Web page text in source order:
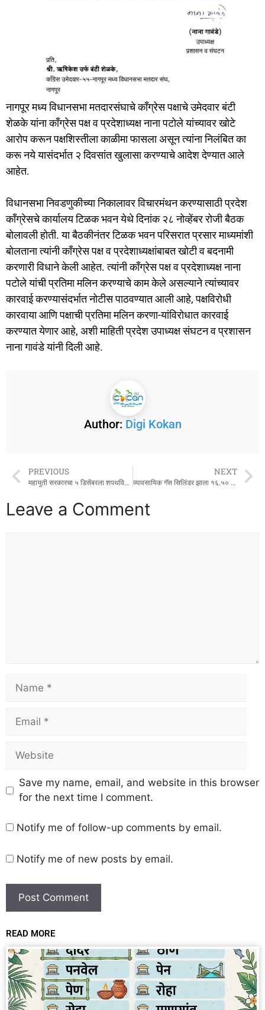
नागपूर मध्य विधानसभा मतदारसंघाचे काँग्रेस पक्षाचे उमेदवार बंटी
शेळके यांना काँग्रेस पक्ष व प्रदेशाध्यक्ष नाना पटोले यांच्यावर खोटे
आरोप करून पक्षशिस्तीला काळीमा फासला असून त्यांना निलंबित का
करू नये यासंदर्भात २ दिवसांत खुलासा करण्याचे आदेश देण्यात आले
आहेत.
विधानसभा निवडणुकीच्या निकालावर विचारमंथन करण्यासाठी प्रदेश
काँग्रेसचे कार्यालय टिळक भवन येथे दिनांक २८ नोव्हेंबर रोजी बैठक
बोलावली होती. या बैठकीनंतर टिळक भवन परिसरात प्रसार माध्यमांशी
बोलताना त्यांनी काँग्रेस पक्ष व प्रदेशाध्यक्षांबाबत खोटी व बदनामी
करणारी विधाने केली आहेत. त्यांनी काँग्रेस पक्ष व प्रदेशाध्यक्ष नाना
पटोले यांची प्रतिमा मलिन करण्याचे काम केले असल्याने त्यांच्यावर
कारवाई करण्यासंदर्भात नोटीस पाठवण्यात आली आहे, पक्षविरोधी
कारवाया आणि पक्षाची प्रतिमा मलिन करणा-यांविरोधात कारवाई
करण्यात येणार आहे, अशी माहिती प्रदेश उपाध्यक्ष संघटन व प्रशासन
नाना गावंडे यांनी दिली आहे.
Author: Digi Kokan
PREVIOUS
महायुती सरकारचा ५ डिसेंबरला शपथविधी सोहळा
NEXT
व्यावसायिक गॅस सिलिंडर झाला १६.५० रुपयांनी महाग
Leave a Comment
Save my name, email, and website in this browser
for the next time I comment.
Notify me of follow-up comments by email.
Notify me of new posts by email.
READ MORE